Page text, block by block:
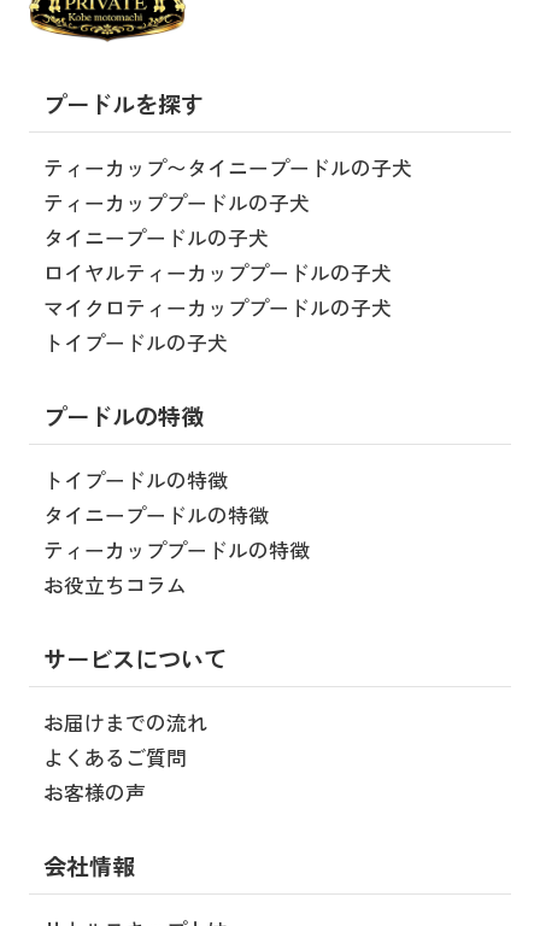
プードルを探す
ティーカップ〜タイニープードルの子犬
ティーカッププードルの子犬
タイニープードルの子犬
ロイヤルティーカッププードルの子犬
マイクロティーカッププードルの子犬
トイプードルの子犬
プードルの特徴
トイプードルの特徴
タイニープードルの特徴
ティーカッププードルの特徴
お役立ちコラム
サービスについて
お届けまでの流れ
よくあるご質問
お客様の声
会社情報